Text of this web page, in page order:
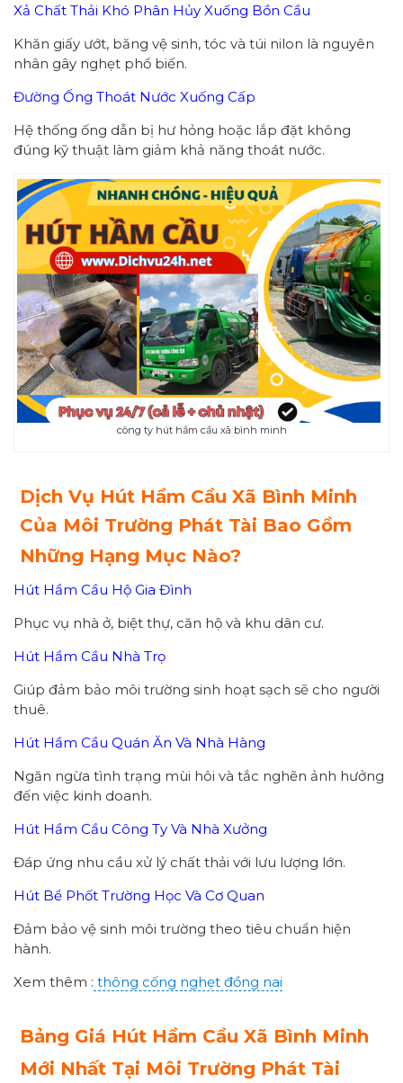
Xả Chất Thải Khó Phân Hủy Xuống Bồn Cầu
Khăn giấy ướt, băng vệ sinh, tóc và túi nilon là nguyên
nhân gây nghẹt phổ biến.
Đường Ống Thoát Nước Xuống Cấp
Hệ thống ống dẫn bị hư hỏng hoặc lắp đặt không
đúng kỹ thuật làm giảm khả năng thoát nước.
công ty hút hầm cầu xã bình minh
Dịch Vụ Hút Hầm Cầu Xã Bình Minh
Của Môi Trường Phát Tài Bao Gồm
Những Hạng Mục Nào?
Hút Hầm Cầu Hộ Gia Đình
Phục vụ nhà ở, biệt thự, căn hộ và khu dân cư.
Hút Hầm Cầu Nhà Trọ
Giúp đảm bảo môi trường sinh hoạt sạch sẽ cho người
thuê.
Hút Hầm Cầu Quán Ăn Và Nhà Hàng
Ngăn ngừa tình trạng mùi hôi và tắc nghẽn ảnh hưởng
đến việc kinh doanh.
Hút Hầm Cầu Công Ty Và Nhà Xưởng
Đáp ứng nhu cầu xử lý chất thải với lưu lượng lớn.
Hút Bể Phốt Trường Học Và Cơ Quan
Đảm bảo vệ sinh môi trường theo tiêu chuẩn hiện
hành.
Xem thêm : thông cống nghẹt đồng nai
Bảng Giá Hút Hầm Cầu Xã Bình Minh
Mới Nhất Tại Môi Trường Phát Tài